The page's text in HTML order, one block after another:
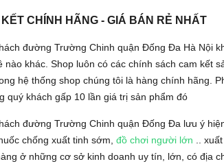
CHÍNH HÃNG - GIÁ BÁN RẺ NHẤT
đường Trường Chinh quận Đống Đa Hà Nội
nào khác. Shop luôn có các chính sách cam kết
hệ thống shop chúng tôi là hàng chính hãng.
quý khách gấp 10 lần giá trị sản phẩm đó
đường Trường Chinh quận Đống Đa lưu ý
chống xuất tinh sớm, đồ chơi người lớn ..
ở những cơ sở kinh doanh uy tín, lớn, có địa